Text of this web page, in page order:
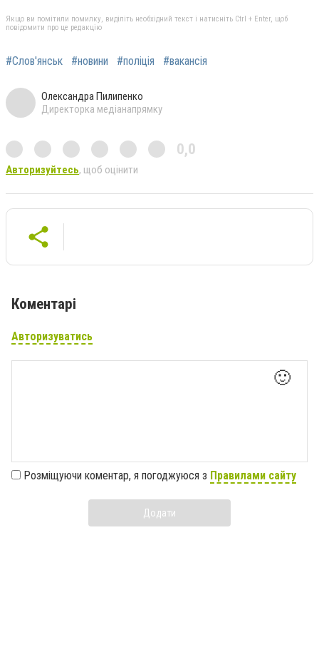
Якщо ви помітили помилку, виділіть необхідний текст і натисніть Ctrl + Enter, щоб
повідомити про це редакцію
#Слов'янськ #новини #поліція #вакансія
Олександра Пилипенко
Директорка медіанапрямку
0,0
Авторизуйтесь, щоб оцінити
Коментарі
Авторизуватись
🙂
Розміщуючи коментар, я погоджуюся з Правилами сайту
Додати